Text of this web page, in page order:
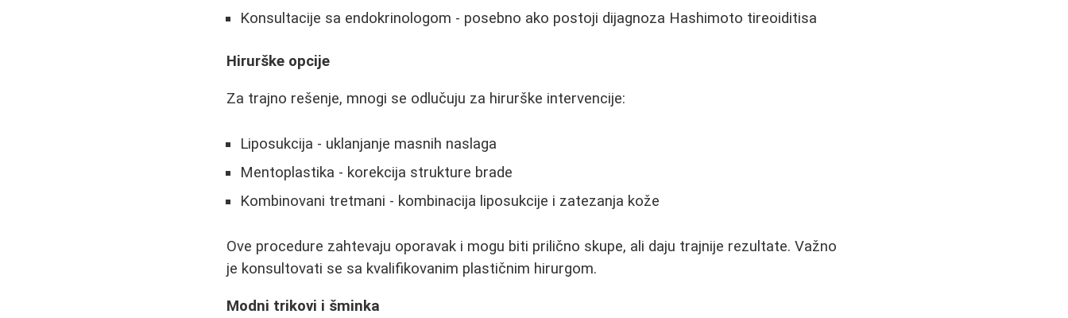
Konsultacije sa endokrinologom - posebno ako postoji dijagnoza Hashimoto tireoiditisa
Hirurške opcije
Za trajno rešenje, mnogi se odlučuju za hirurške intervencije:
Liposukcija - uklanjanje masnih naslaga
Mentoplastika - korekcija strukture brade
Kombinovani tretmani - kombinacija liposukcije i zatezanja kože
Ove procedure zahtevaju oporavak i mogu biti prilično skupe, ali daju trajnije rezultate. Važno
je konsultovati se sa kvalifikovanim plastičnim hirurgom.
Modni trikovi i šminka